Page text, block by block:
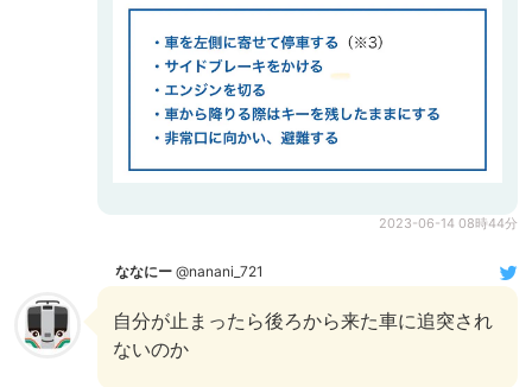
2023-06-14 08時44分
ななにー @nanani_721
自分が止まったら後ろから来た車に追突され
ないのか